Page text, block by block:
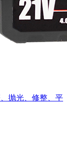
抛光、修整、平